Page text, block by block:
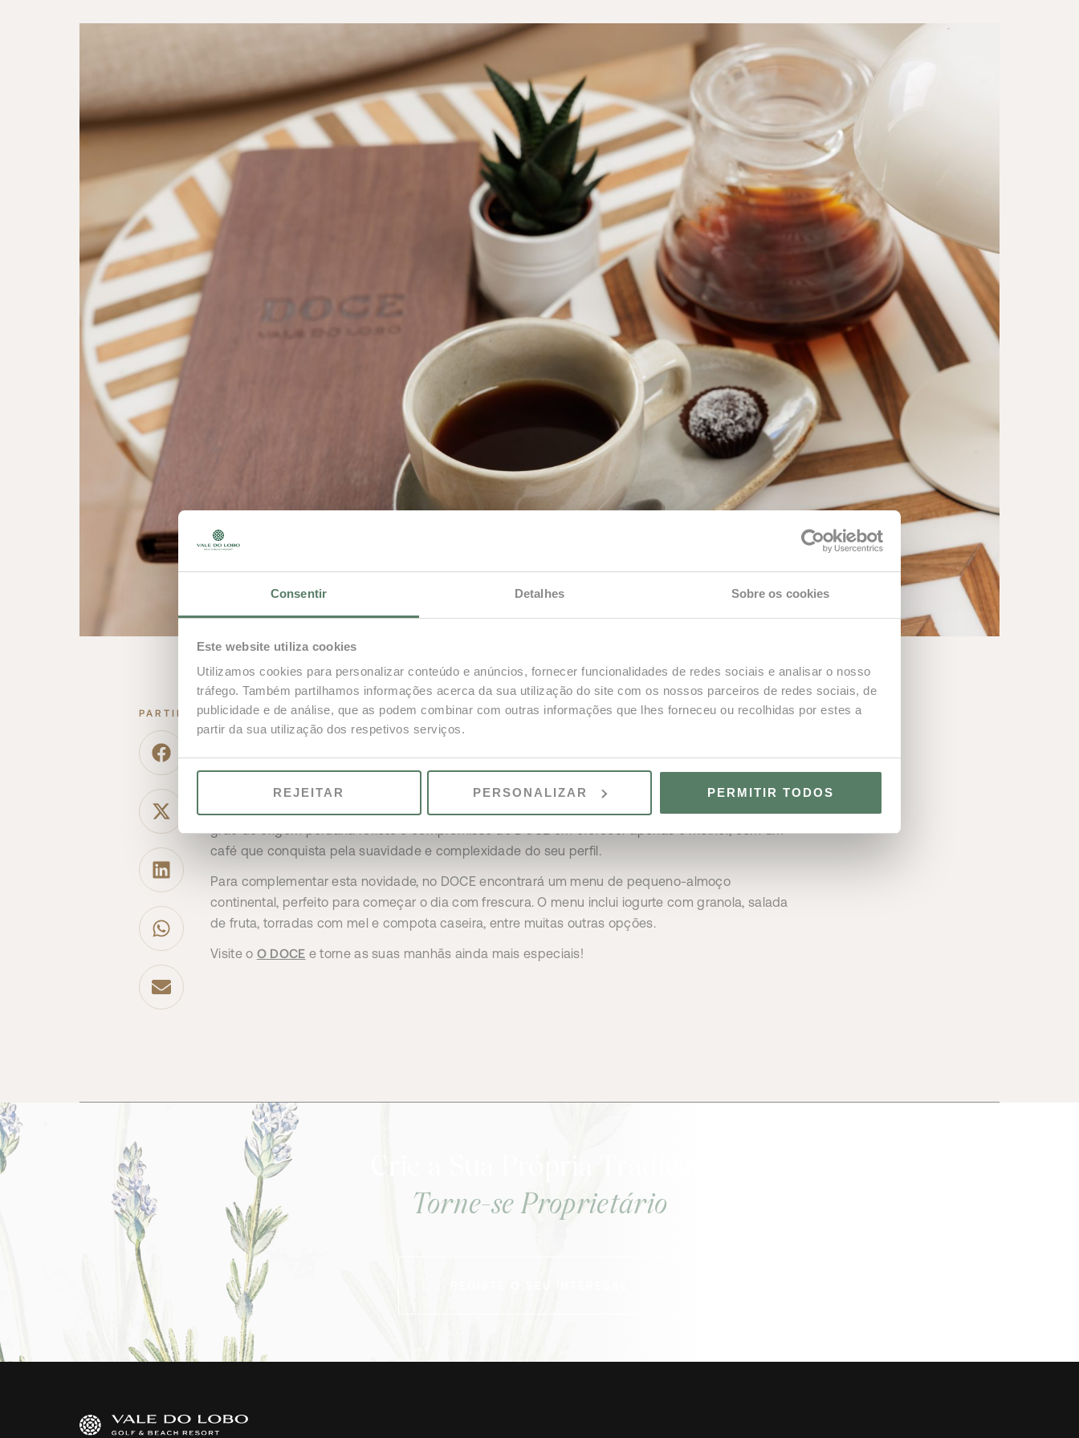
Consentir Detalhes Sobre os cookies
Este website utiliza cookies
Utilizamos cookies para personalizar conteúdo e anúncios, fornecer funcionalidades de redes sociais e analisar o nosso
tráfego. Também partilhamos informações acerca da sua utilização do site com os nossos parceiros de redes sociais, de
publicidade e de análise, que as podem combinar com outras informações que lhes forneceu ou recolhidas por estes a
partir da sua utilização dos respetivos serviços.
REJEITAR PERSONALIZAR PERMITIR TODOS
PARTILHARManhãs Especiais no DOCE
Em março, chega aoO DOCEum novo café expresso de especialidade, 100% Arábica, com origem
no Peru. Cultivado em altitudes elevadas, este café é reconhecido pela sua acidez delicada e
grão de origem peruana reflete o compromisso do DOCE em oferecer apenas o melhor, com um
café que conquista pela suavidade e complexidade do seu perfil.
Para complementar esta novidade, no DOCE encontrará um menu de pequeno-almoço
continental, perfeito para começar o dia com frescura. O menu inclui iogurte com granola, salada
de fruta, torradas com mel e compota caseira, entre muitas outras opções.
Visite o O DOCE e torne as suas manhãs ainda mais especiais!
Torne-se Proprietário